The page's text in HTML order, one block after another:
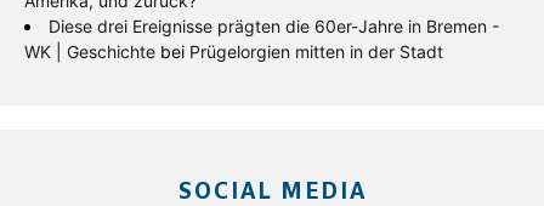
Diese drei Ereignisse prägten die 60er-Jahre in Bremen -
WK | Geschichte bei Prügelorgien mitten in der Stadt
SOCIAL MEDIA